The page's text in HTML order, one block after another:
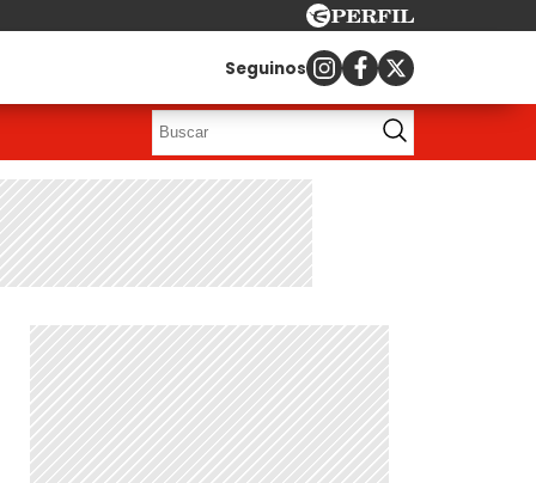
Seguinos